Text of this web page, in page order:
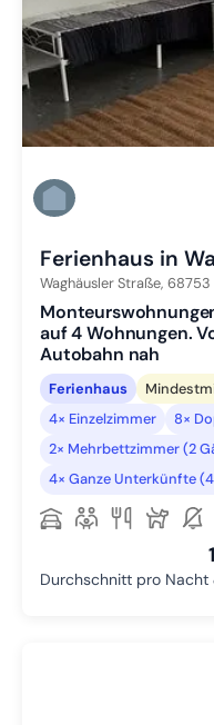
Ferienhaus in
Waghäusler Straße, 68753
auf 4 Wohnungen.
Autobahn nah
Ferienhaus
4× Einzelzimmer
8×
2× Mehrbettzimmer (2
4× Ganze Unterkünfte
Durchschnitt pro Nacht